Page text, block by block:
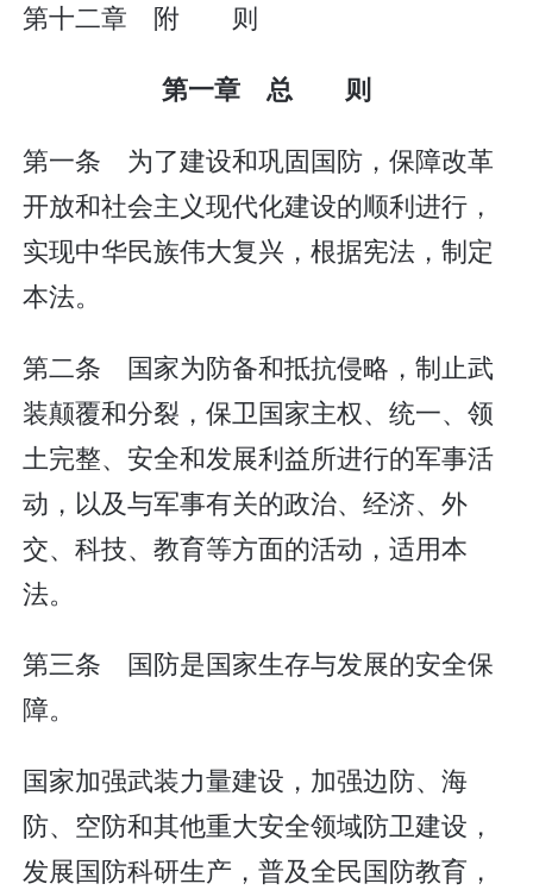
第十二章 附 则
第一章 总 则
第一条 为了建设和巩固国防，保障改革
开放和社会主义现代化建设的顺利进行，
实现中华民族伟大复兴，根据宪法，制定
本法。
第二条 国家为防备和抵抗侵略，制止武
装颠覆和分裂，保卫国家主权、统一、领
土完整、安全和发展利益所进行的军事活
动，以及与军事有关的政治、经济、外
交、科技、教育等方面的活动，适用本
法。
第三条 国防是国家生存与发展的安全保
障。
国家加强武装力量建设，加强边防、海
防、空防和其他重大安全领域防卫建设，
发展国防科研生产，普及全民国防教育，